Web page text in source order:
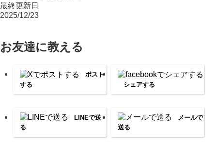
最終更新日
2025/12/23
お友達に教える
ポスト
する
シェアする
LINEで送
る
メールで
送る